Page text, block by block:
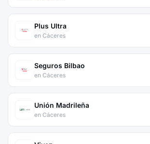
Plus Ultra
en Cáceres
Seguros Bilbao
en Cáceres
Unión Madrileña
en Cáceres